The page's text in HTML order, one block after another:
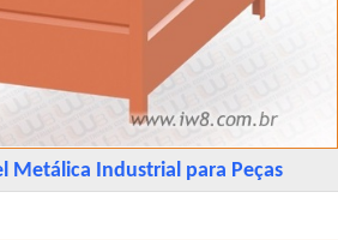
Metálica Industrial para Peças